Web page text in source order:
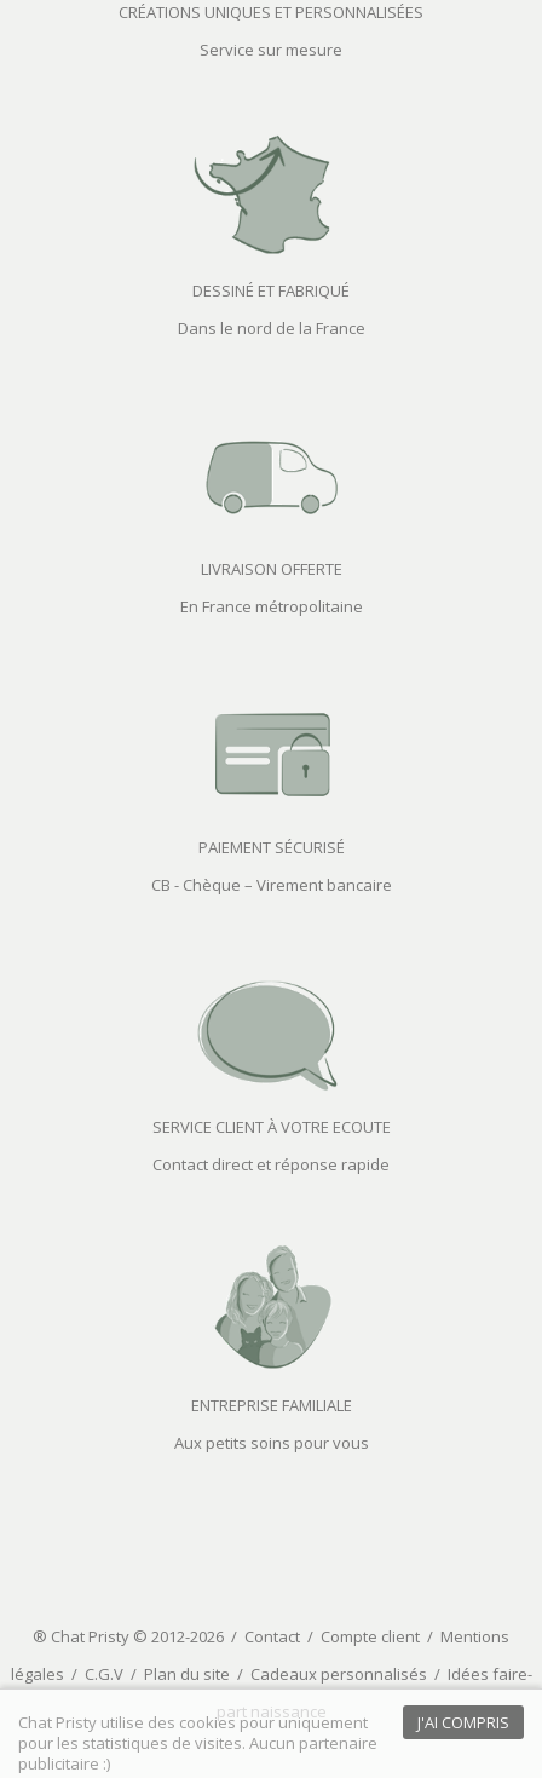
CRÉATIONS UNIQUES ET PERSONNALISÉES
Service sur mesure
DESSINÉ ET FABRIQUÉ
Dans le nord de la France
LIVRAISON OFFERTE
En France métropolitaine
PAIEMENT SÉCURISÉ
CB - Chèque – Virement bancaire
SERVICE CLIENT À VOTRE ECOUTE
Contact direct et réponse rapide
ENTREPRISE FAMILIALE
Aux petits soins pour vous
® Chat Pristy © 2012-2026 / Contact / Compte client / Mentions
légales / C.G.V/ Plan du site / Cadeaux personnalisés / Idées faire-
part naissance
J'AI COMPRIS
Chat Pristy utilise des cookies pour uniquement
pour les statistiques de visites. Aucun partenaire
publicitaire :)